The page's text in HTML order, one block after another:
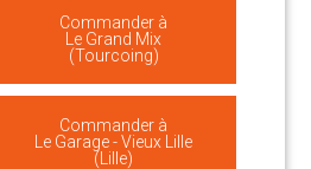
Commander à
Le Grand Mix
(Tourcoing)
Commander à
Le Garage - Vieux Lille
(Lille)